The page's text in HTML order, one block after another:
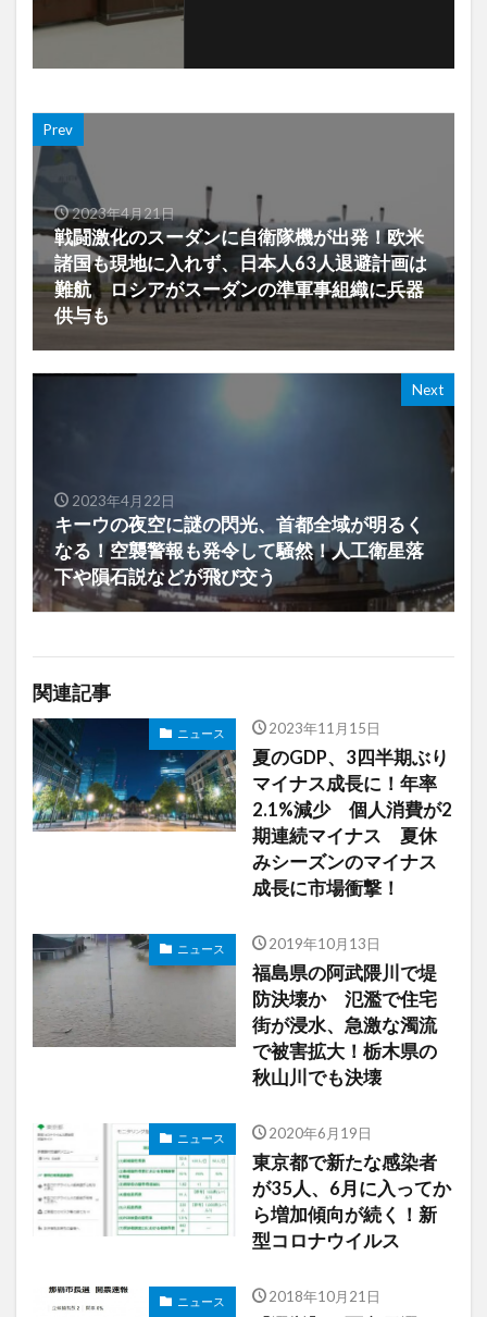
Prev
2023年4月21日
戦闘激化のスーダンに自衛隊機が出発！欧米
諸国も現地に入れず、日本人63人退避計画は
難航 ロシアがスーダンの準軍事組織に兵器
供与も
Next
2023年4月22日
キーウの夜空に謎の閃光、首都全域が明るく
なる！空襲警報も発令して騒然！人工衛星落
下や隕石説などが飛び交う
関連記事
ニュース 2023年11月15日
夏のGDP、3四半期ぶり
マイナス成長に！年率
2.1%減少 個人消費が2
期連続マイナス 夏休
みシーズンのマイナス
成長に市場衝撃！
ニュース 2019年10月13日
福島県の阿武隈川で堤
防決壊か 氾濫で住宅
街が浸水、急激な濁流
で被害拡大！栃木県の
秋山川でも決壊
ニュース 2020年6月19日
東京都で新たな感染者
が35人、6月に入ってか
ら増加傾向が続く！新
型コロナウイルス
ニュース 2018年10月21日